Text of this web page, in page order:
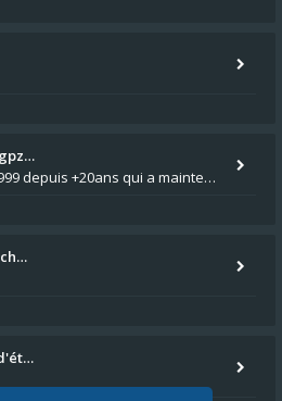
Hello, Je roule en gpz 500 1999 depuis +20ans qui a maintenant passé les 150.000km au compteur. C'est un peu la grande s